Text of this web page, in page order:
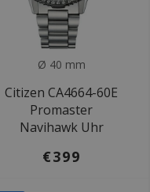
Ø 40 mm
Citizen CA4664-60E
Promaster
Navihawk Uhr
€399